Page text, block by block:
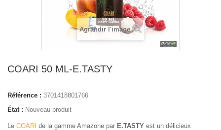
Agrandir l'image
COARI 50 ML-E.TASTY
Référence : 3701418801766
État : Nouveau produit
Le COARI de la gamme Amazone par E.TASTY est un délicieux